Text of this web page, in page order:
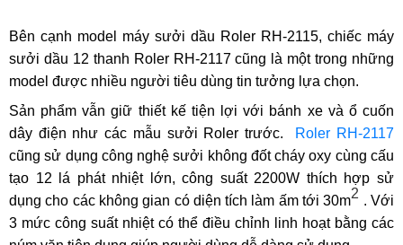
Bên cạnh model máy sưởi dầu Roler RH-2115, chiếc máy
sưởi dầu 12 thanh Roler RH-2117 cũng là một trong những
model được nhiều người tiêu dùng tin tưởng lựa chọn.
Sản phẩm vẫn giữ thiết kế tiện lợi với bánh xe và ổ cuốn
dây điện như các mẫu sưởi Roler trước.
Roler RH-2117
cũng sử dụng công nghệ sưởi không đốt cháy oxy cùng cấu
tạo 12 lá phát nhiệt lớn, công suất 2200W thích hợp sử
dụng cho các không gian có diện tích làm ấm tới 30m2 . Với
3 mức công suất nhiệt có thể điều chỉnh linh hoạt bằng các